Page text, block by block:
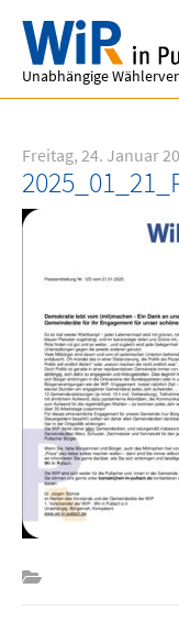
Unabhängige
Freitag, 24. Januar